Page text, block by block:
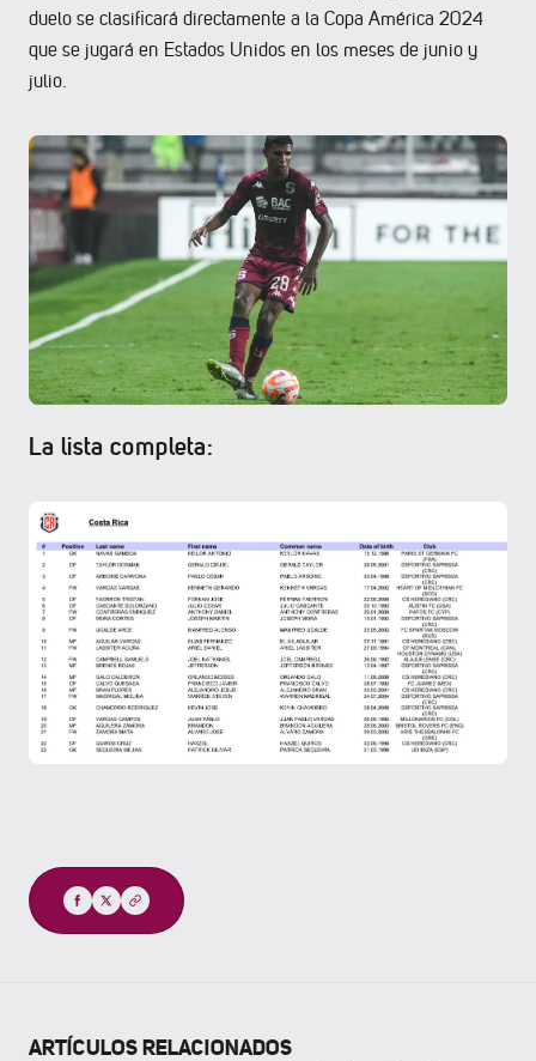
duelo se clasificará directamente a la Copa América 2024
que se jugará en Estados Unidos en los meses de junio y
julio.
La lista completa:
Compartir
ARTÍCULOS RELACIONADOS